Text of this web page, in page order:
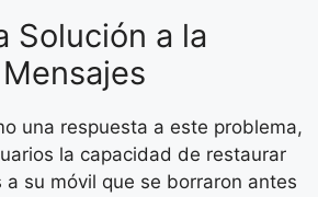
Solución a la
una respuesta a este problema,
la capacidad de restaurar
a su móvil que se borraron antes